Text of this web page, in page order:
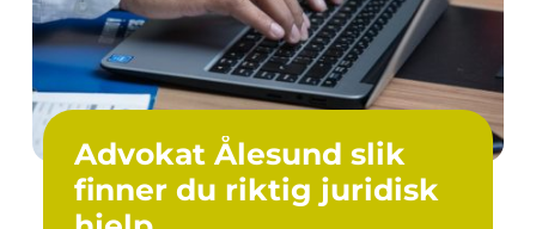
Advokat Ålesund slik
finner du riktig juridisk